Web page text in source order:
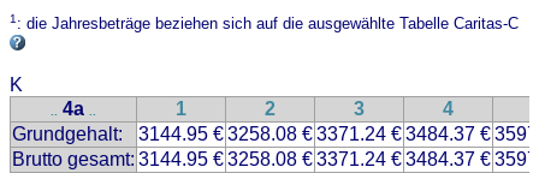
1: die Jahresbeträge beziehen sich auf die ausgewählte Tabelle Caritas-C
K
.. 4a .. 1 2 3 4
Grundgehalt:
3144.95 €3258.08 €3371.24 €3484.37 €
Brutto gesamt: 3144.95 €3258.08 €3371.24 €3484.37 €